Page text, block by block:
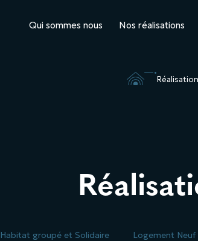
Qui sommes nous Nos réalisations

Habitat groupé et Solidaire Logement Neuf